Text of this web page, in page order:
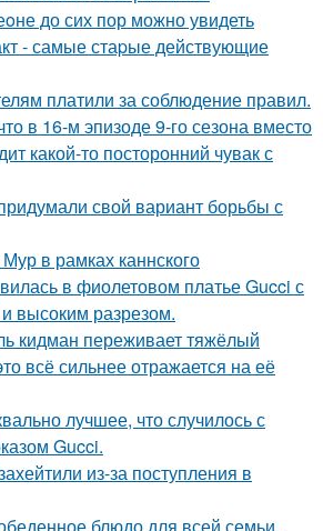
до сих пор можно увидеть
- самые стаpые действующие
платили за соблюдение правил.
в 16-м эпизоде 9-го сезона вместо
какой-то посторонний чувак с
свой вариант борьбы с
в рамках каннского
в фиолетовом платье Gucci с
разрезом.
кидман переживает тяжёлый
всё сильнее отражается на её
лучшее, что случилось с
Gucci.
из-за поступления в